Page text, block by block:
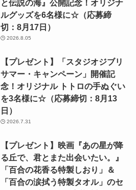
と伝説の海』公開記念！オリジナ
ルグッズを6名様に☆（応募締
切：8月17日）
2026.8.05
【プレゼント】「スタジオジブリ
サマー・キャンペーン」開催記
念！オリジナル トトロの手ぬぐい
を3名様に☆（応募締切：8月13
日）
2026.7.31
【プレゼント】映画『あの星が降
る丘で、君とまた出会いたい。』
「百合の花香る特製しおり」＆
「百合の涙拭う特製タオル」のセ